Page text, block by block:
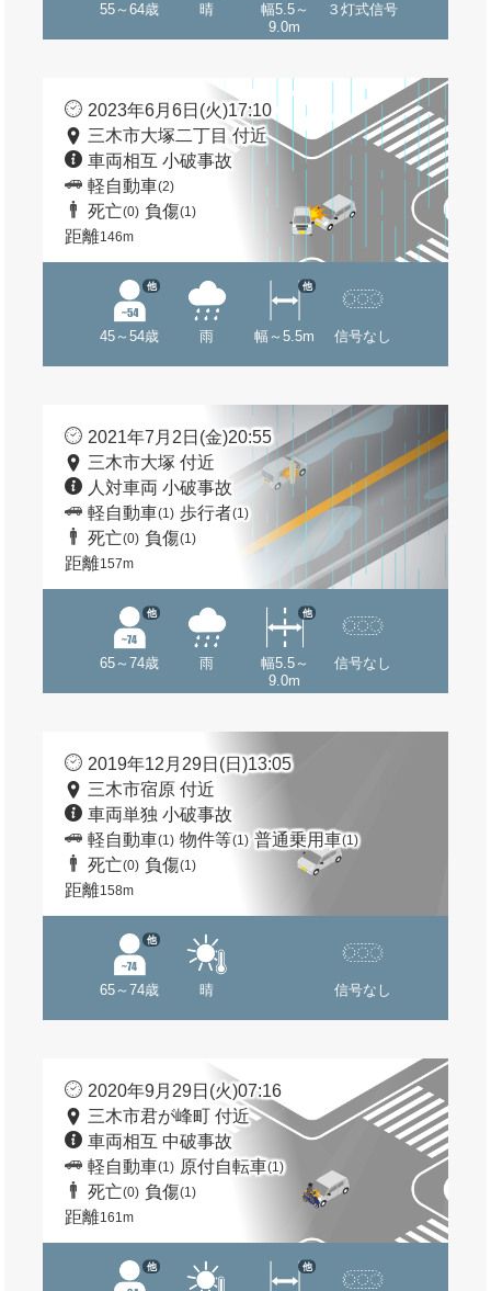
55～64歳 晴
幅5.5～
9.0m
３灯式信号
2023年6月6日(火)17:10
三木市大塚二丁目 付近
車両相互 小破事故
軽自動車(2)
死亡(0) 負傷(1)
距離146m
45～54歳
他
雨 幅～5.5m
他
信号なし
2021年7月2日(金)20:55
三木市大塚 付近
人対車両 小破事故
軽自動車(1) 歩行者(1)
死亡(0) 負傷(1)
距離157m
65～74歳
他
雨
幅5.5～
9.0m
他
信号なし
2019年12月29日(日)13:05
三木市宿原 付近
車両単独 小破事故
軽自動車(1) 物件等(1) 普通乗用車(1)
死亡(0) 負傷(1)
距離158m
65～74歳
他
晴 信号なし
2020年9月29日(火)07:16
三木市君が峰町 付近
車両相互 中破事故
軽自動車(1) 原付自転車(1)
死亡(0) 負傷(1)
距離161m
他 他